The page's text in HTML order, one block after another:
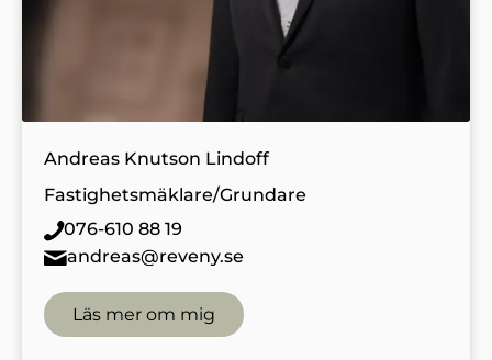
Andreas Knutson Lindoff
Fastighetsmäklare/Grundare
076-610 88 19
andreas@reveny.se
Läs mer om mig